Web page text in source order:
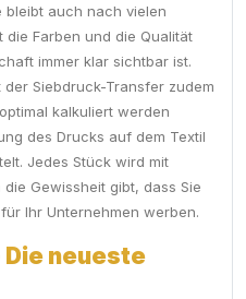
bleibt auch nach vielen
Farben und die Qualität
immer klar sichtbar ist.
Siebdruck-Transfer zudem
kalkuliert werden
des Drucks auf dem Textil
Jedes Stück wird mit
Gewissheit gibt, dass Sie
Ihr Unternehmen werben.
Die neueste